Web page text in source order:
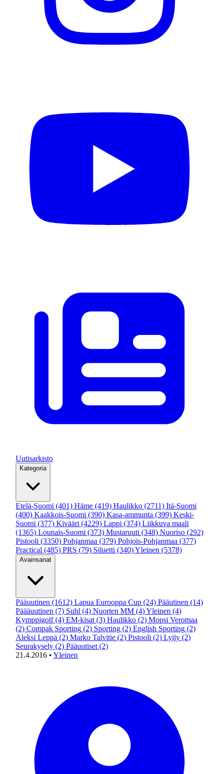
Uutisarkisto
Kategoria
Etelä-Suomi (401) Häme (419) Haulikko (2711) Itä-Suomi
(400) Kaakkois-Suomi (390) Kasa-ammunta (399) Keski-
Suomi (377) Kivääri (4229) Lappi (374) Liikkuva maali
(1365) Lounais-Suomi (373) Mustaruuti (348) Nuoriso (292)
Pistooli (3350) Pohjanmaa (379) Pohjois-Pohjanmaa (377)
Practical (485) PRS (79) Siluetti (340)Yleinen (5378)
Avainsanat
Pääuutinen (1612) Lapua Eurooppa Cup (24) Pääutinen (14)
Päääuutinen (7) Suhl (4) Nuorten MM (4)Yleinen (4)
Kymppigolf (4) EM-kisat (3) Haulikko (2) Mopsi Veromaa
(2) Compak Sporting (2) Sporting (2) English Sporting (2)
Aleksi Leppä (2) Marko Talvitie (2) Pistooli (2) Lyijy (2)
Seurakysely (2) Pääuutiset (2)
21.4.2016 • Yleinen